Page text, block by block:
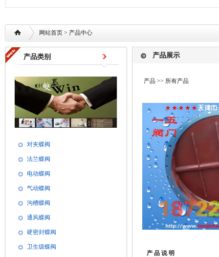
网站首页 > 产品中心
产品类别
对夹蝶阀
法兰蝶阀
电动蝶阀
气动蝶阀
沟槽蝶阀
通风蝶阀
硬密封蝶阀
卫生级蝶阀
产品展示
产品 >> 所有产品
产 品 说 明